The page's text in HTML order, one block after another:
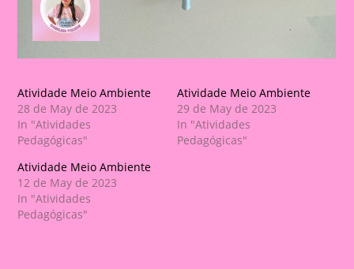
Atividade Meio Ambiente
28 de May de 2023
In "Atividades
Pedagógicas"
Atividade Meio Ambiente
29 de May de 2023
In "Atividades
Pedagógicas"
Atividade Meio Ambiente
12 de May de 2023
In "Atividades
Pedagógicas"